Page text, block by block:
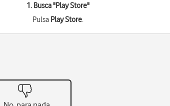
1. Busca "Play Store"
Pulsa Play Store.